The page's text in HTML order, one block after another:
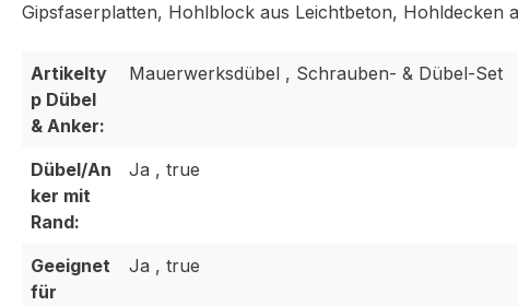
Gipsfaserplatten, Hohlblock aus Leichtbeton, Hohldecken
Artikelty
p Dübel
& Anker:
Mauerwerksdübel , Schrauben- & Dübel-Set
Dübel/An
ker mit
Rand:
Ja , true
Geeignet
für
Ja , true